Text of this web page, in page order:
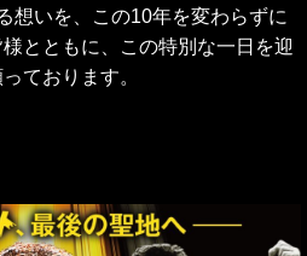
想いを、この10年を変わらずに
様とともに、この特別な一日を迎
ております。